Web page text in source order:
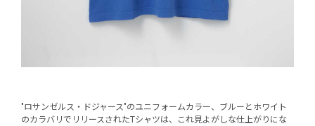
"ロサンゼルス・ドジャース"のユニフォームカラー、ブルーとホワイト
のカラバリでリリースされたTシャツは、これ見よがしな仕上がりにな